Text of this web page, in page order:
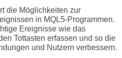
die Möglichkeiten zur
in MQL5-Programmen.
Ereignisse wie das
Tottasten erfassen und so die
und Nutzern verbessern.